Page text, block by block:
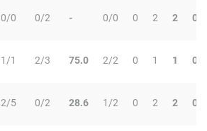
0/0 0/2 - 0/0 0 2 2 0
1/1 2/3 75.0 2/2 0 1 1 0
2/5 0/2 28.6 1/2 0 2 2 0